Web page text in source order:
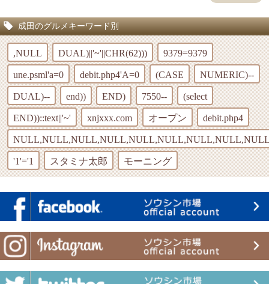
成田のグルメキーワード別
,NULL DUAL)||'~'||CHR(62))) 9379=9379
une.psml'a=0 debit.php4'A=0 (CASE NUMERIC)--
DUAL)-- end)) END) 7550-- (select
END))::text||'~' xnjxxx.com オープン debit.php4
'1'='1 スタミナ太郎 モーニング